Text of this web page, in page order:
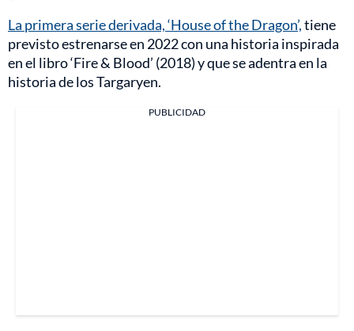
La primera serie derivada, ‘House of the Dragon’,tiene
previsto estrenarse en 2022 con una historia inspirada
en el libro ‘Fire & Blood’ (2018) y que se adentra en la
historia de los Targaryen.
PUBLICIDAD